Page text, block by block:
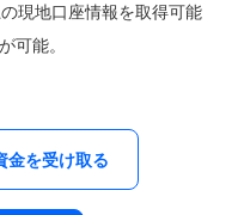
現地口座情報を取得可能
可能。
金を受け取る